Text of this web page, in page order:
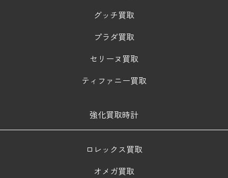
グッチ買取
プラダ買取
セリーヌ買取
ティファニー買取
強化買取時計
ロレックス買取
オメガ買取